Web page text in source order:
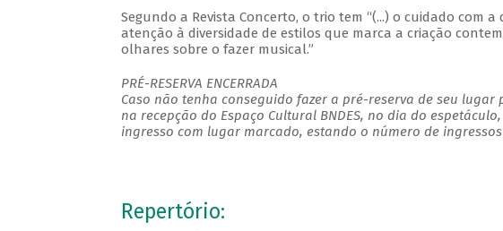
Segundo a Revista Concerto, o trio tem “(...) o cuidado com
atenção à diversidade de estilos que marca a criação
olhares sobre o fazer musical.”
PRÉ-RESERVA ENCERRADA
Caso não tenha conseguido fazer a pré-reserva de seu
na recepção do Espaço Cultural BNDES, no dia do
ingresso com lugar marcado, estando o número de
Repertório: